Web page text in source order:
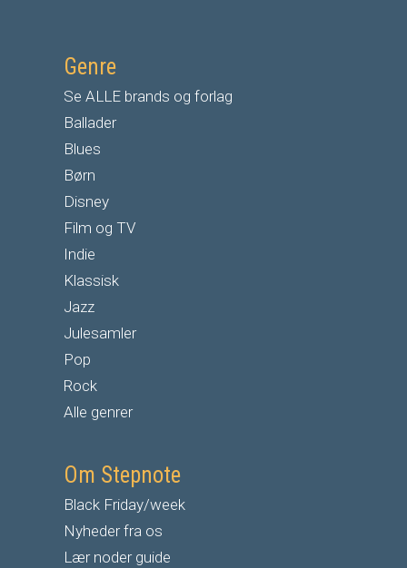
Genre
Se ALLE brands og forlag
Ballader
Blues
Børn
Disney
Film og TV
Indie
Klassisk
Jazz
Julesamler
Pop
Rock
Alle genrer
Om Stepnote
Black Friday/week
Nyheder fra os
Lær noder guide